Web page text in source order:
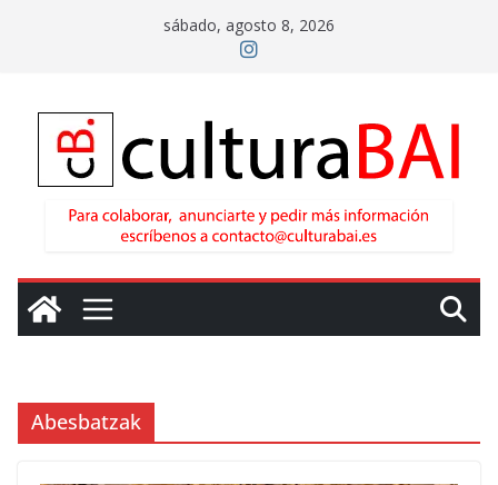
sábado, agosto 8, 2026
Abesbatzak